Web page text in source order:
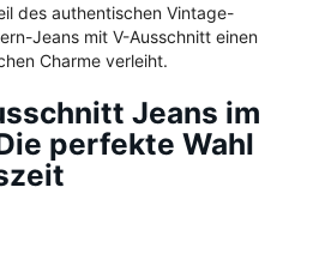
des authentischen Vintage-
Jeans mit V-Ausschnitt einen
Charme verleiht.
Jeans im
perfekte Wahl